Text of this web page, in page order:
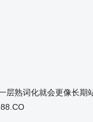
熟词化就会更像长